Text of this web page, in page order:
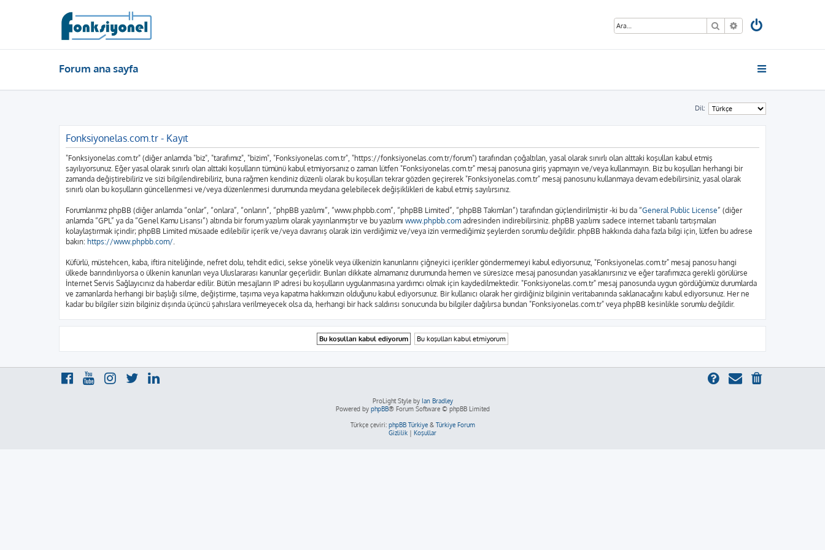
Ara Gelişmiş arama
Forum ana sayfa
Dil:
Fonksiyonelas.com.tr - Kayıt
"Fonksiyonelas.com.tr" (diğer anlamda "biz", "tarafımız", "bizim", "Fonksiyonelas.com.tr", "https://fonksiyonelas.com.tr/forum") tarafından çoğaltılan, yasal olarak sınırlı olan alttaki koşulları kabul etmiş
sayılıyorsunuz. Eğer yasal olarak sınırlı olan alttaki koşulların tümünü kabul etmiyorsanız o zaman lütfen "Fonksiyonelas.com.tr" mesaj panosuna giriş yapmayın ve/veya kullanmayın. Biz bu koşulları herhangi bir
zamanda değiştirebiliriz ve sizi bilgilendirebiliriz, buna rağmen kendiniz düzenli olarak bu koşulları tekrar gözden geçirerek "Fonksiyonelas.com.tr" mesaj panosunu kullanmaya devam edebilirsiniz, yasal olarak
sınırlı olan bu koşulların güncellenmesi ve/veya düzenlenmesi durumunda meydana gelebilecek değişiklikleri de kabul etmiş sayılırsınız.
Forumlarımız phpBB (diğer anlamda “onlar”, “onlara”, “onların”, “phpBB yazılımı”, “www.phpbb.com”, “phpBB Limited”, “phpBB Takımları”) tarafından güçlendirilmiştir -ki bu da “General Public License” (diğer
anlamda “GPL” ya da “Genel Kamu Lisansı”) altında bir forum yazılımı olarak yayınlanmıştır ve bu yazılımı www.phpbb.com adresinden indirebilirsiniz. phpBB yazılımı sadece internet tabanlı tartışmaları
kolaylaştırmak içindir; phpBB Limited müsaade edilebilir içerik ve/veya davranış olarak izin verdiğimiz ve/veya izin vermediğimiz şeylerden sorumlu değildir. phpBB hakkında daha fazla bilgi için, lütfen bu adrese
bakın: https://www.phpbb.com/
Küfürlü, müstehcen, kaba, iftira niteliğinde, nefret dolu, tehdit edici, sekse yönelik veya ülkenizin kanunlarını çiğneyici içerikler göndermemeyi kabul ediyorsunuz, "Fonksiyonelas.com.tr" mesaj panosu hangi
ülkede barındırılıyorsa o ülkenin kanunları veya Uluslararası kanunlar geçerlidir. Bunları dikkate almamanız durumunda hemen ve süresizce mesaj panosundan yasaklanırsınız ve eğer tarafımızca gerekli görülürse
İnternet Servis Sağlayıcınız da haberdar edilir. Bütün mesajların IP adresi bu koşulların uygulanmasına yardımcı olmak için kaydedilmektedir. "Fonksiyonelas.com.tr" mesaj panosunda uygun gördüğümüz durumlarda
ve zamanlarda herhangi bir başlığı silme, değiştirme, taşıma veya kapatma hakkımızın olduğunu kabul ediyorsunuz. Bir kullanıcı olarak her girdiğiniz bilginin veritabanında saklanacağını kabul ediyorsunuz. Her ne
kadar bu bilgiler sizin bilginiz dışında üçüncü şahıslara verilmeyecek olsa da, herhangi bir hack saldırısı sonucunda bu bilgiler dağılırsa bundan "Fonksiyonelas.com.tr" veya phpBB kesinlikle sorumlu değildir.
ProLight Style by Ian Bradley
Powered by phpBB® Forum Software © phpBB Limited
Türkçe çeviri: phpBB Türkiye& Türkiye Forum
Gizlilik | Koşullar